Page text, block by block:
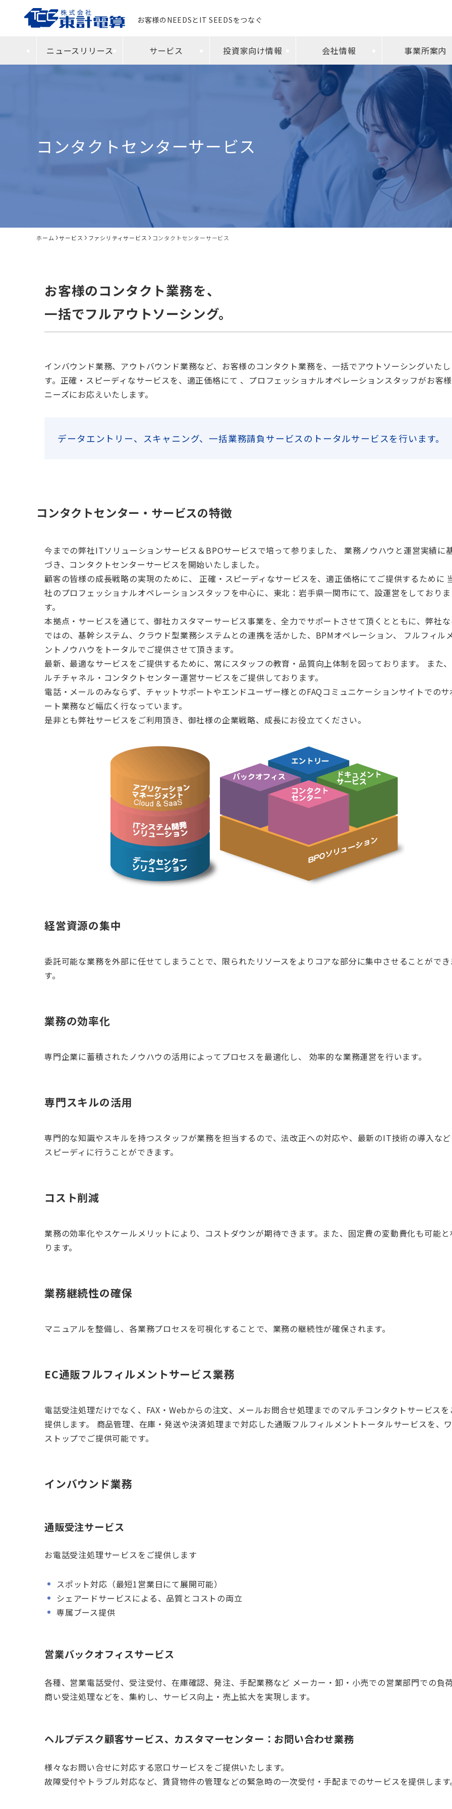
お客様のNEEDSとIT SEEDSをつなぐ
ニュースリリース サービス 投資家向け情報 会社情報 事業所案内
コンタクトセンターサービス
ホーム サービス ファシリティサービス コンタクトセンターサービス
お客様のコンタクト業務を、
一括でフルアウトソーシング。
インバウンド業務、アウトバウンド業務など、お客様のコンタクト業務を、一括でアウトソーシングいた
す。正確・スピーディなサービスを、適正価格にて 、プロフェッショナルオペレーションスタッフがお客
ニーズにお応えいたします。
データエントリー、スキャニング、一括業務請負サービスのトータルサービスを行います。
コンタクトセンター・サービスの特徴
今までの弊社ITソリューションサービス＆BPOサービスで培って参りました、 業務ノウハウと運営実績に
づき、コンタクトセンターサービスを開始いたしました。
顧客の皆様の成長戦略の実現のために、 正確・スピーディなサービスを、適正価格にてご提供するために
社のプロフェッショナルオペレーションスタッフを中心に、東北：岩手県一関市にて、設運営をしておりま
す。
本拠点・サービスを通じて、御社カスタマーサービス事業を、全力でサポートさせて頂くとともに、弊社
ではの、基幹システム、クラウド型業務システムとの連携を活かした、BPMオペレーション、 フルフィル
ントノウハウをトータルでご提供させて頂きます。
最新、最適なサービスをご提供するために、常にスタッフの教育・品質向上体制を図っております。 また
ルチチャネル・コンタクトセンター運営サービスをご提供しております。
電話・メールのみならず、チャットサポートやエンドユーザー様とのFAQコミュニケーションサイトでのサ
ート業務など幅広く行なっています。
是非とも弊社サービスをご利用頂き、御社様の企業戦略、成長にお役立てください。
経営資源の集中
委託可能な業務を外部に任せてしまうことで、限られたリソースをよりコアな部分に集中させることがで
す。
業務の効率化
専門企業に蓄積されたノウハウの活用によってプロセスを最適化し、 効率的な業務運営を行います。
専門スキルの活用
専門的な知識やスキルを持つスタッフが業務を担当するので、法改正への対応や、最新のIT技術の導入な
スピーディに行うことができます。
コスト削減
業務の効率化やスケールメリットにより、コストダウンが期待できます。また、固定費の変動費化も可能と
ります。
業務継続性の確保
マニュアルを整備し、各業務プロセスを可視化することで、業務の継続性が確保されます。
EC通販フルフィルメントサービス業務
電話受注処理だけでなく、FAX・Webからの注文、メールお問合せ処理までのマルチコンタクトサービスを
提供します。 商品管理、在庫・発送や決済処理まで対応した通販フルフィルメントトータルサービスを、
ストップでご提供可能です。
インバウンド業務
通販受注サービス
お電話受注処理サービスをご提供します
スポット対応（最短1営業日にて展開可能）
シェアードサービスによる、品質とコストの両立
専属ブース提供
営業バックオフィスサービス
各種、営業電話受付、受注受付、在庫確認、発注、手配業務など メーカー・卸・小売での営業部門での負
商い受注処理などを、集約し、サービス向上・売上拡大を実現します。
ヘルプデスク顧客サービス、カスタマーセンター：お問い合わせ業務
様々なお問い合せに対応する窓口サービスをご提供いたします。
故障受付やトラブル対応など、賃貸物件の管理などの緊急時の一次受付・手配までのサービスを提供します